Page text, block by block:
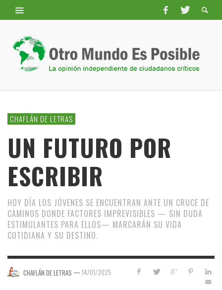
CHAFLÁN DE LETRAS
UN FUTURO POR
ESCRIBIR
HOY DÍA LOS JÓVENES SE ENCUENTRAN ANTE UN CRUCE DE
CAMINOS DONDE FACTORES IMPREVISIBLES — SIN DUDA
ESTIMULANTES PARA ELLOS— MARCARÁN SU VIDA
COTIDIANA Y SU DESTINO.
CHAFLÁN DE LETRAS — 14/01/2025